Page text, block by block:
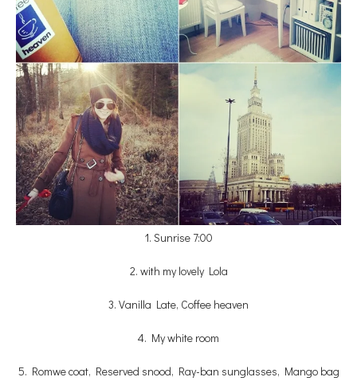
1. Sunrise 7:00
2. with my lovely Lola
3. Vanilla Late, Coffee heaven
4. My white room
5. Romwe coat, Reserved snood, Ray-ban sunglasses, Mango bag